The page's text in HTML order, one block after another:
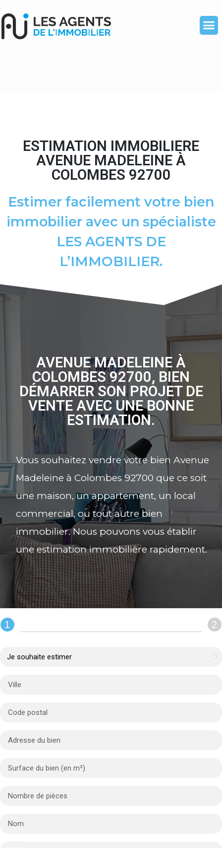
ESTIMATION IMMOBILIERE
AVENUE MADELEINE À
COLOMBES 92700
Estimer facilement votre bien
immobilier avec un spécialiste
LES AGENTS DE
L’IMMOBILIER.
AVENUE MADELEINE À
COLOMBES 92700, BIEN
DÉMARRER SON PROJET DE
VENTE AVEC UNE BONNE
ESTIMATION.
Vous souhaitez vendre votre bien Avenue
Madeleine à Colombes 92700 que ce soit
une maison, un appartement, un local
commercial, ou tout autre bien
immobilier. Nous pouvons vous établir
une estimation immobilière rapidement.
REMPLIR LE FORMULAIRE :
1 2